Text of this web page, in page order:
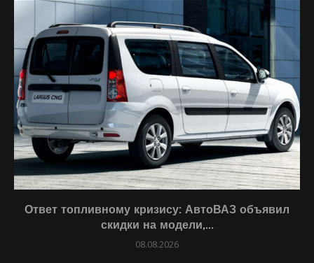
Ответ топливному кризису: АвтоВАЗ объявил
скидки на модели,...
08.08.2026